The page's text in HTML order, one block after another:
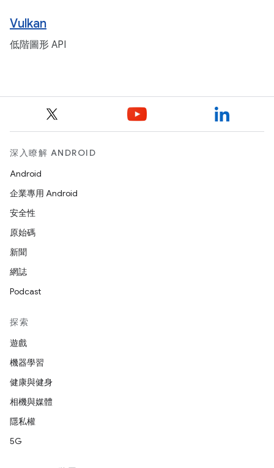
Vulkan
低階圖形 API
深入瞭解 ANDROID
Android
企業專用 Android
安全性
原始碼
新聞
網誌
Podcast
探索
遊戲
機器學習
健康與健身
相機與媒體
隱私權
5G